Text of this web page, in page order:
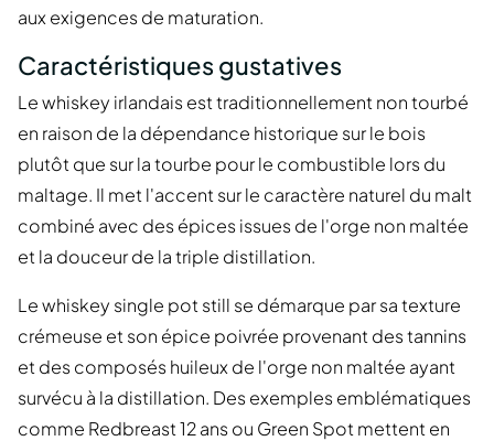
aux exigences de maturation.
Caractéristiques gustatives
Le whiskey irlandais est traditionnellement non tourbé
en raison de la dépendance historique sur le bois
plutôt que sur la tourbe pour le combustible lors du
maltage. Il met l'accent sur le caractère naturel du malt
combiné avec des épices issues de l'orge non maltée
et la douceur de la triple distillation.
Le whiskey single pot still se démarque par sa texture
crémeuse et son épice poivrée provenant des tannins
et des composés huileux de l'orge non maltée ayant
survécu à la distillation. Des exemples emblématiques
comme Redbreast 12 ans ou Green Spot mettent en